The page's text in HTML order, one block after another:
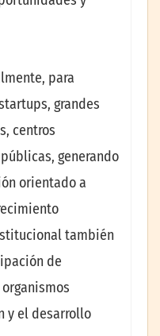
para
grandes
centros
generando
orientado a
también
de
y el desarrollo